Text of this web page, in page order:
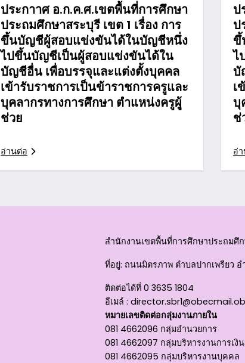
ประกาาศ อ.ก.ค.ศ.เขตพื้นที่การศึกษา
ประถมศึกษาสระบุรี เขต 1 เรื่อง การ
ขึ้นบัญชีผู้สอบแข่งขันได้ในบัญชีหนึ่ง
ไปขึ้นบัญชีเป็นผู้สอบแข่งขันได้ใน
บัญชีอื่น เพื่อบรรจุและแต่งตั้งบุคคล
เข้ารับราชการเป็นข้าราชการครูและ
บุคลากรทางการศึกษา ตำแหน่งครูผูุ้
ช่วย
อ่านต่อ
ป
ป
ขึ้
ไ
บั
เ
บุ
ช่
อ่
สำนักงานเขตพื้นที่การศึกษาประถมศึก
ที่อยู่: ถนนมิตรภาพ ตำบลปากเพรียว อ
ติดต่อได้ที่ 0 3635 1804
อีเมล์ :
หมายเลขติดต่อกลุ่มงานภายใน
081 4662096 กลุ่มอำนวยการ
081 4662097 กลุ่มบริหารงานการเงิ
081 4662095 กลุ่มบริหารงานบุคคล